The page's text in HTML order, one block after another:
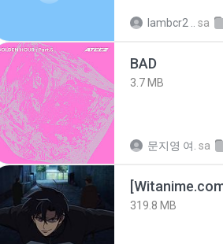
lambcr2 .. sa
BAD
3.7 MB
문지영 여. sa
319.8 MB